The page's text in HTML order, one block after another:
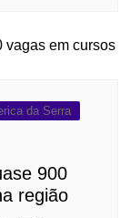
da Serra
900
região